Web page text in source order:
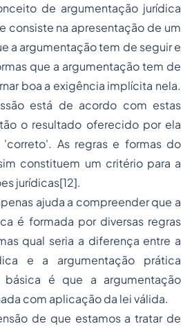
de argumentação jurídica
consiste na apresentação de um
a argumentação tem de seguir e
que a argu­mentação tem de
boa a exigência implícita nela.
está de acordo com estas
o resultado oferecido por ela
As regras e formas do
constituem um critério para a
jurídicas[12].
ajuda a compreender que a
é formada por diversas regras
qual seria a diferença entre a
e a argumentação prática
básica é que a argumentação
com aplicação da lei válida.
de que estamos a tratar de